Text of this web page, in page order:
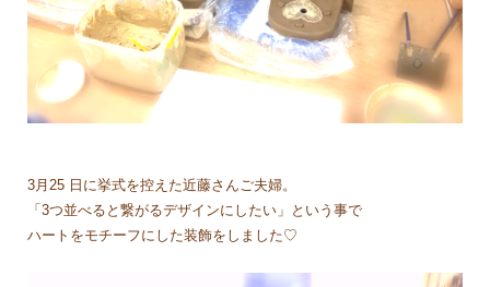
3月25 日に挙式を控えた近藤さんご夫婦。
「3つ並べると繋がるデザインにしたい」という事で
ハートをモチーフにした装飾をしました♡